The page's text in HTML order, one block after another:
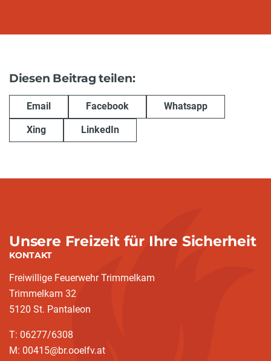
Diesen Beitrag teilen:
Email Facebook Whatsapp
Xing LinkedIn
Unsere Freizeit für Ihre Sicherheit
KONTAKT
Freiwillige Feuerwehr Trimmelkam
Trimmelkam 32
5120 St. Pantaleon
T: 06277/6308
M: 00415@br.ooelfv.at